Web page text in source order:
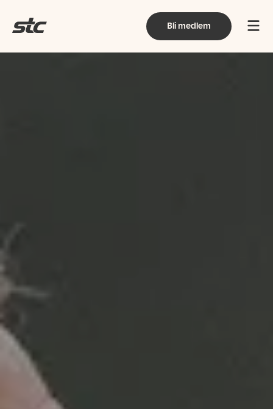
Bli medlem